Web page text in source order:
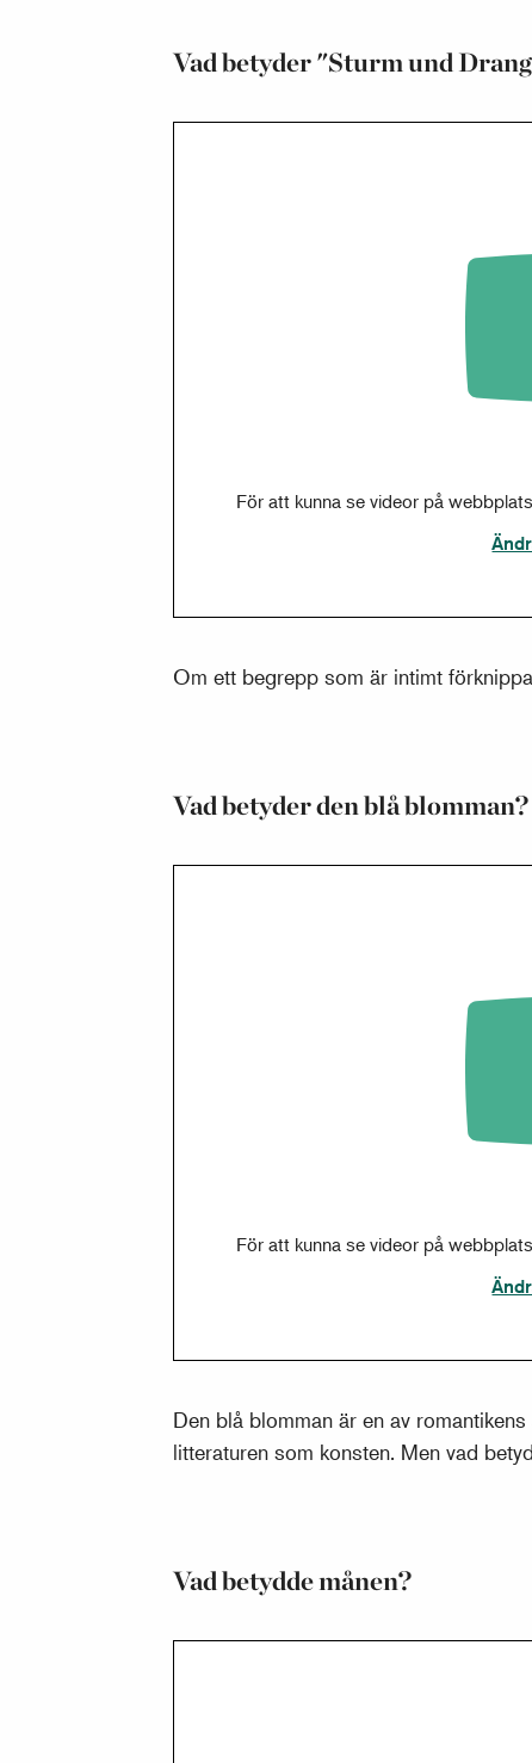
Vad betyder "Sturm und
För att kunna se videor på
Om ett begrepp som är intimt
Vad betyder den blå blomman?
För att kunna se videor på
Den blå blomman är en av
litteraturen som konsten. Men vad
Vad betydde månen?